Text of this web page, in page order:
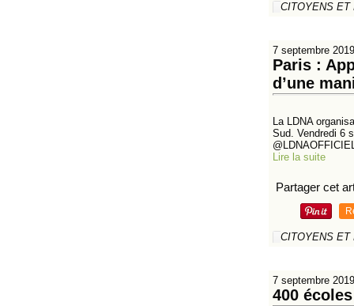
CITOYENS ET
7 septembre 2019
Paris :
d’une
La LDNA
Sud. Vendredi 6
Lire la suite
Partager cet
CITOYENS ET
7 septembre 2019
400